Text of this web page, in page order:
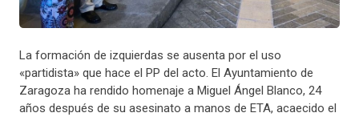
La formación de izquierdas se ausenta por el uso
«partidista» que hace el PP del acto. El Ayuntamiento de
Zaragoza ha rendido homenaje a Miguel Ángel Blanco, 24
años después de su asesinato a manos de ETA, acaecido el